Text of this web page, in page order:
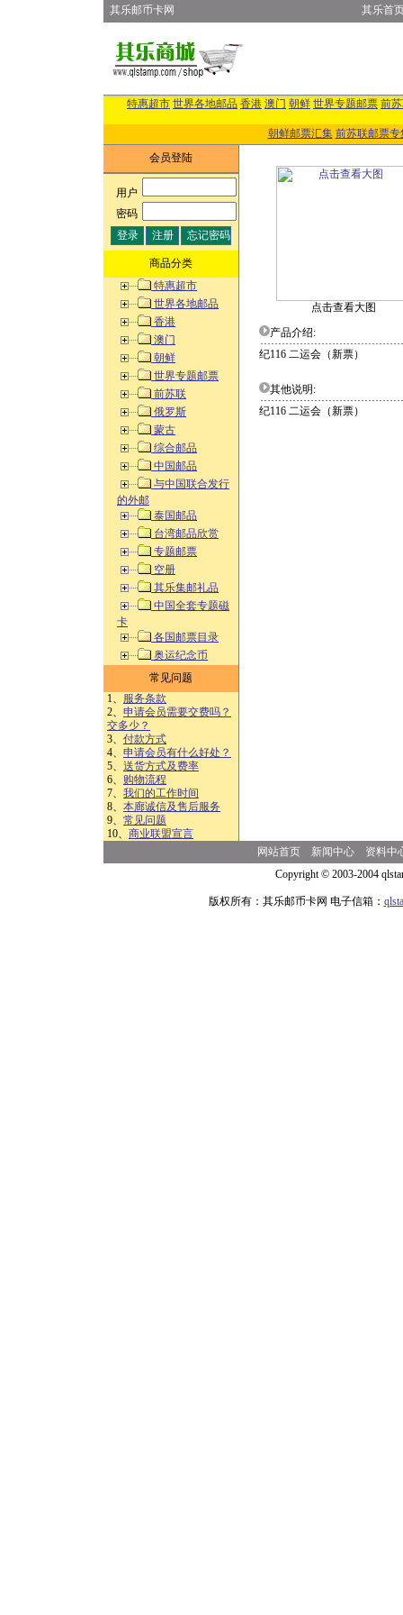
其乐邮币卡网 其乐首
特惠超市 世界各地邮品 香港 澳门 朝鲜 世界专题邮票 前
朝鲜邮票汇集 前苏联邮票专
会员登陆
用户:
密码:
商品分类
特惠超市
世界各地邮品
香港
澳门
朝鲜
世界专题邮票
前苏联
俄罗斯
蒙古
综合邮品
中国邮品
与中国联合发行
的外邮
泰国邮品
台湾邮品欣赏
专题邮票
空册
其乐集邮礼品
中国全套专题磁
卡
各国邮票目录
奥运纪念币
常见问题
1、 服务条款
2、 申请会员需要交费吗？
交多少？
3、 付款方式
4、 申请会员有什么好处？
5、 送货方式及费率
6、 购物流程
7、 我们的工作时间
8、 本廊诚信及售后服务
9、 常见问题
10、 商业联盟宣言
点击查看大图
产品介绍:
纪116 二运会（新票）
其他说明:
纪116 二运会（新票）
网站首页 新闻中心
资料中
Copyright © 2003-2004
版权所有：其乐邮币卡网 电子信箱：